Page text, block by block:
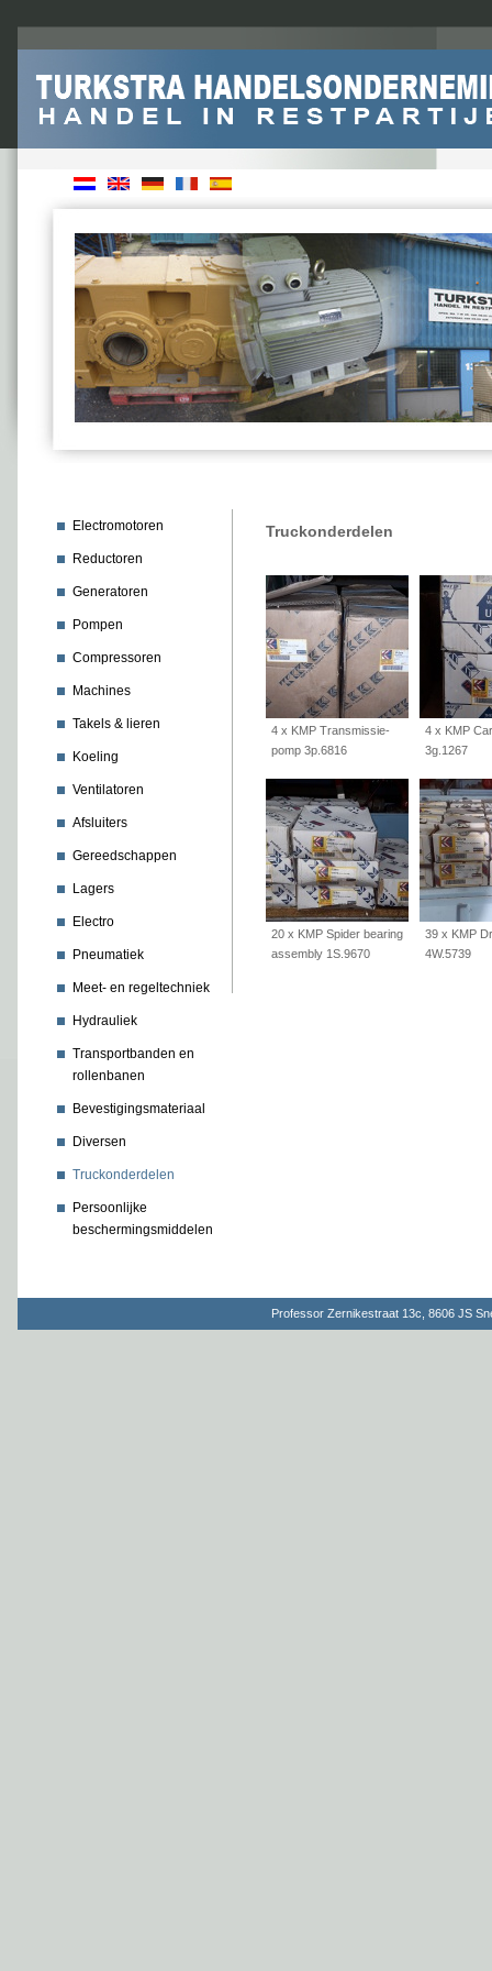
Electromotoren
Reductoren
Generatoren
Pompen
Compressoren
Machines
Takels & lieren
Koeling
Ventilatoren
Afsluiters
Gereedschappen
Lagers
Electro
Pneumatiek
Meet- en regeltechniek
Hydrauliek
Transportbanden en
rollenbanen
Bevestigingsmateriaal
Diversen
Truckonderdelen
Persoonlijke
beschermingsmiddelen
Truckonderdelen
4 x KMP Transmissie-
pomp 3p.6816
4 x KMP
3g.1267
20 x KMP Spider bearing
assembly 1S.9670
39 x KMP
4W.5739
Professor Zernikestraat 13c, 8606 JS